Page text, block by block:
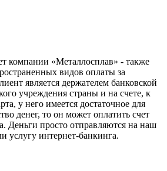
компании «Металлосплав» - также
видов оплаты за
является держателем банковской
учреждения страны и на счете, к
у него имеется достаточное для
денег, то он может оплатить счет
Деньги просто отправляются на наш
услугу интернет-банкинга.